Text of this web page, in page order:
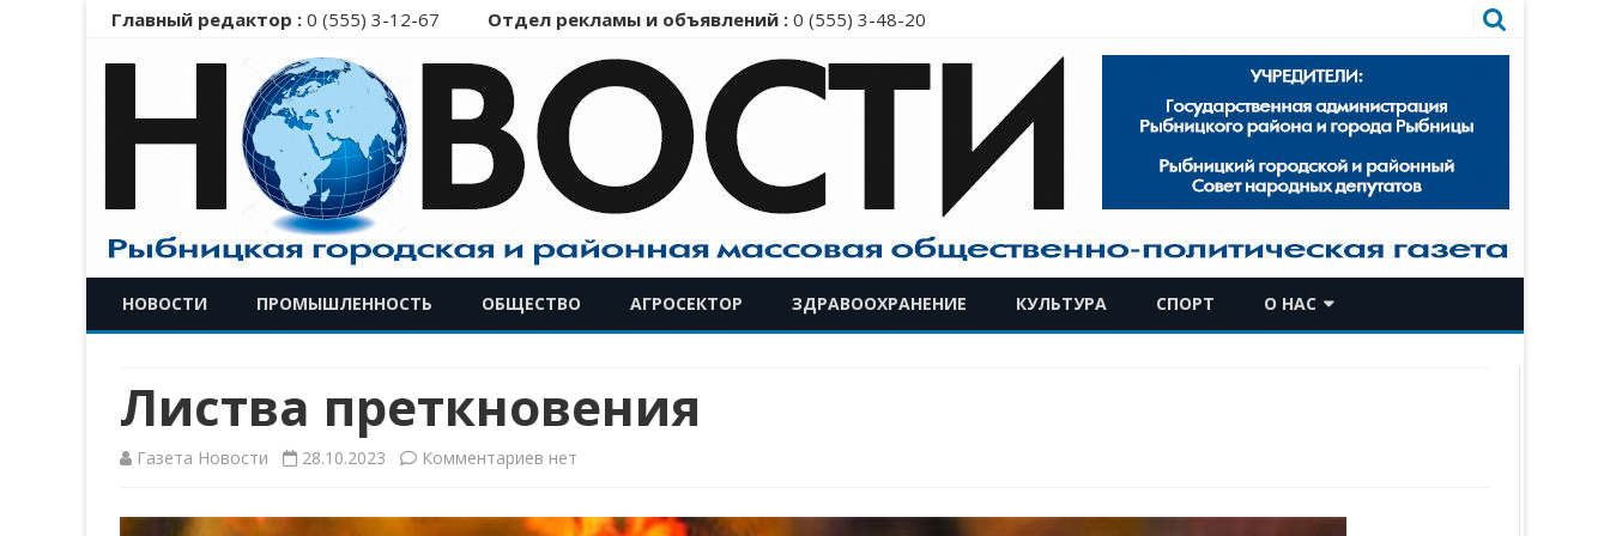
Главный редактор : 0 (555) 3-12-67 Отдел рекламы и объявлений : 0 (555) 3-48-20
к
содержимому
НОВОСТИ ПРОМЫШЛЕННОСТЬ ОБЩЕСТВО АГРОСЕКТОР ЗДРАВООХРАНЕНИЕ КУЛЬТУРА СПОРТ О НАС
Листва преткновения
Газета Новости 28.10.2023 Комментариев кнет